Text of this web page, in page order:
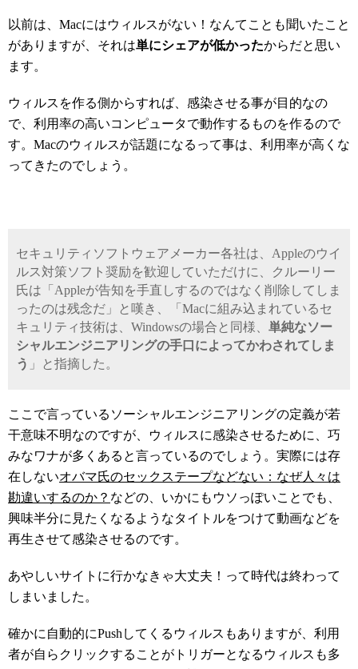
以前は、Macにはウィルスがない！なんてことも聞いたこと
がありますが、それは単にシェアが低かったからだと思い
ます。
ウィルスを作る側からすれば、感染させる事が目的なの
で、利用率の高いコンピュータで動作するものを作るので
す。Macのウィルスが話題になるって事は、利用率が高くな
ってきたのでしょう。
セキュリティソフトウェアメーカー各社は、Appleのウイ
ルス対策ソフト奨励を歓迎していただけに、クルーリー
氏は「Appleが告知を手直しするのではなく削除してしま
ったのは残念だ」と嘆き、「Macに組み込まれているセ
キュリティ技術は、Windowsの場合と同様、 単純なソー
シャルエンジニアリングの手口によってかわされてしま
う 」と指摘した。
ここで言っているソーシャルエンジニアリングの定義が若
干意味不明なのですが、ウィルスに感染させるために、巧
みなワナが多くあると言っているのでしょう。実際には存
在しないオバマ氏のセックステープなどない：なぜ人々は
勘違いするのか？ などの、いかにもウソっぽいことでも、
興味半分に見たくなるようなタイトルをつけて動画などを
再生させて感染させるのです。
あやしいサイトに行かなきゃ大丈夫！って時代は終わって
しまいました。
確かに自動的にPushしてくるウィルスもありますが、利用
者が自らクリックすることがトリガーとなるウィルスも多